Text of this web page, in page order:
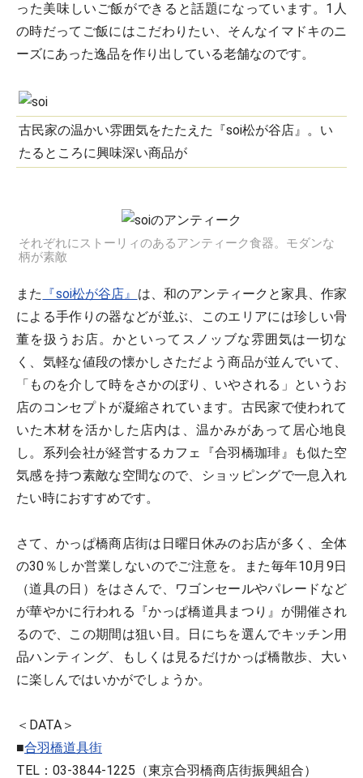
った美味しいご飯ができると話題になっています。1人
の時だってご飯にはこだわりたい、そんなイマドキのニ
ーズにあった逸品を作り出している老舗なのです。
古民家の温かい雰囲気をたたえた『soi松が谷店』。い
たるところに興味深い商品が
それぞれにストーリィのあるアンティーク食器。モダンな
柄が素敵
また 『soi松が谷店』 は、和のアンティークと家具、作家
による手作りの器などが並ぶ、このエリアには珍しい骨
董を扱うお店。かといってスノッブな雰囲気は一切な
く、気軽な値段の懐かしさただよう商品が並んでいて、
「ものを介して時をさかのぼり、いやされる」というお
店のコンセプトが凝縮されています。古民家で使われて
いた木材を活かした店内は、温かみがあって居心地良
し。系列会社が経営するカフェ『合羽橋珈琲』も似た空
気感を持つ素敵な空間なので、ショッピングで一息入れ
たい時におすすめです。
さて、かっぱ橋商店街は日曜日休みのお店が多く、全体
の30％しか営業しないのでご注意を。また毎年10月9日
（道具の日）をはさんで、ワゴンセールやパレードなど
が華やかに行われる『かっぱ橋道具まつり』が開催され
るので、この期間は狙い目。日にちを選んでキッチン用
品ハンティング、もしくは見るだけかっぱ橋散歩、大い
に楽しんではいかがでしょうか。
＜DATA＞
■合羽橋道具街
TEL：03-3844-1225（東京合羽橋商店街振興組合）